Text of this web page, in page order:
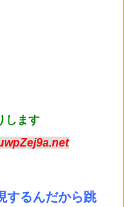
します
するんだから跳